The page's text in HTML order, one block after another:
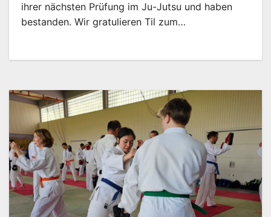
ihrer nächsten Prüfung im Ju-Jutsu und haben
bestanden. Wir gratulieren Til zum…